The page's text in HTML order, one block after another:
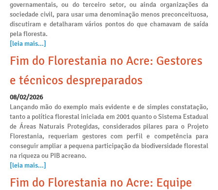
governamentais, ou do terceiro setor, ou ainda organizações da
sociedade civil, para usar uma denominação menos preconceituosa,
discutiram e detalharam vários pontos do que chamavam de saída
pela floresta.
[leia mais...]
Fim do Florestania no Acre: Gestores
e técnicos despreparados
08/02/2026
Lançando mão do exemplo mais evidente e de simples constatação,
tanto a política florestal iniciada em 2001 quanto o Sistema Estadual
de Áreas Naturais Protegidas, considerados pilares para o Projeto
Florestania, requeriam gestores com perfil e competência para
conseguir ampliar a pequena participação da biodiversidade florestal
na riqueza ou PIB acreano.
[leia mais...]
Fim do Florestania no Acre: Equipe